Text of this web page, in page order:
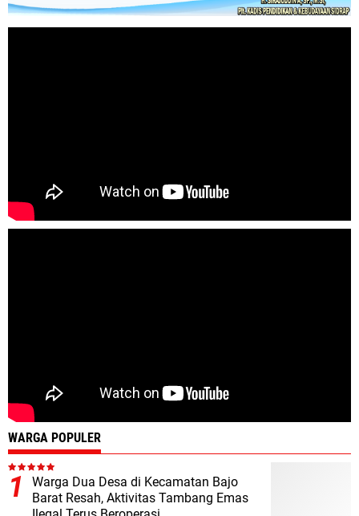
WARGA POPULER
Warga Dua Desa di Kecamatan Bajo
Barat Resah, Aktivitas Tambang Emas